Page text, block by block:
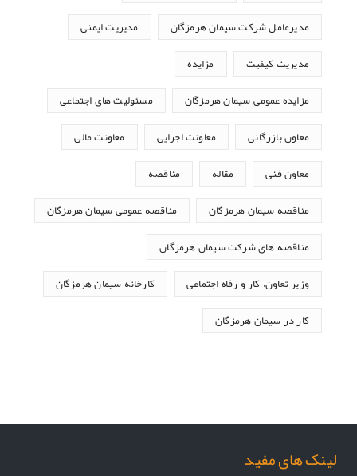
مدیرعامل شرکت سیمان هرمزگان مدیریت ایمنی
مدیریت کیفیت مزایده
مزایده عمومی سیمان هرمزگان مسئولیت های اجتماعی
معاون بازرگانی معاونت اجرایی معاونت مالی
معاون فنی مقاله مناقصه
مناقصه سیمان هرمزگان مناقصه عمومی سیمان هرمزگان
مناقصه های شرکت سیمان هرمزگان
وزیر تعاون، کار و رفاه اجتماعی کارخانه سیمان هرمزگان
کار در سیمان هرمزگان
لینک های مفید